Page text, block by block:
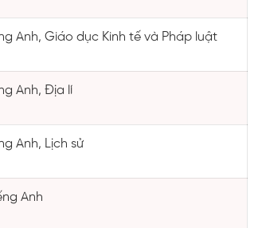
Anh, Giáo dục Kinh tế và Pháp luật
Anh, Địa lí
Anh, Lịch sử
Anh